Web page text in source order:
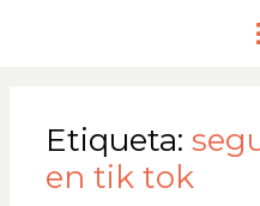
Etiqueta:
en tik tok